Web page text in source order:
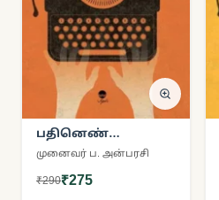
பதினெண்
மேற்கணக்கு
தொல்காப்பியப்
முனைவர் ப. அன்பரசி
₹290₹275